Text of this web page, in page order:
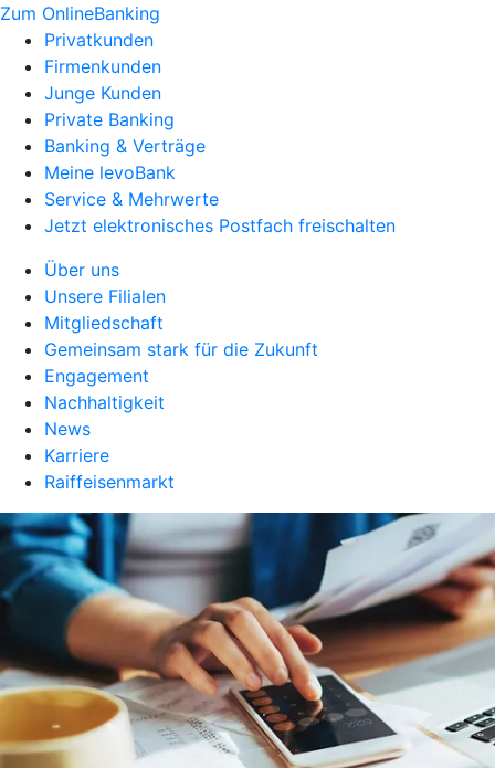
Zum OnlineBanking
Privatkunden
Firmenkunden
Junge Kunden
Private Banking
Banking & Verträge
Meine levoBank
Service & Mehrwerte
Jetzt elektronisches Postfach freischalten
Über uns
Unsere Filialen
Mitgliedschaft
Gemeinsam stark für die Zukunft
Engagement
Nachhaltigkeit
News
Karriere
Raiffeisenmarkt